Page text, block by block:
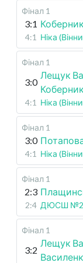
Фінал 1
3:1
4:1 Ніка
Фінал 1
3:0
Лещук
4:1 Ніка
Фінал 1
3:0
4:1 Ніка
Фінал 1
2:3
2:4 ДЮСШ №23
Фінал 1
3:2
Лещук